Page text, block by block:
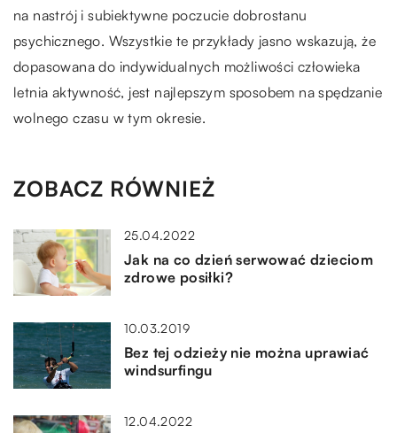
na nastrój i subiektywne poczucie dobrostanu
psychicznego. Wszystkie te przykłady jasno wskazują, że
dopasowana do indywidualnych możliwości człowieka
letnia aktywność, jest najlepszym sposobem na spędzanie
wolnego czasu w tym okresie.
ZOBACZ RÓWNIEŻ
25.04.2022
Jak na co dzień serwować dzieciom
zdrowe posiłki?
10.03.2019
Bez tej odzieży nie można uprawiać
windsurfingu
12.04.2022